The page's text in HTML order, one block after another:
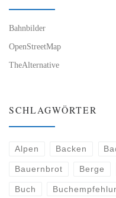
Bahnbilder
OpenStreetMap
TheAlternative
SCHLAGWÖRTER
Alpen Backen
Bauernbrot Berge
Buch